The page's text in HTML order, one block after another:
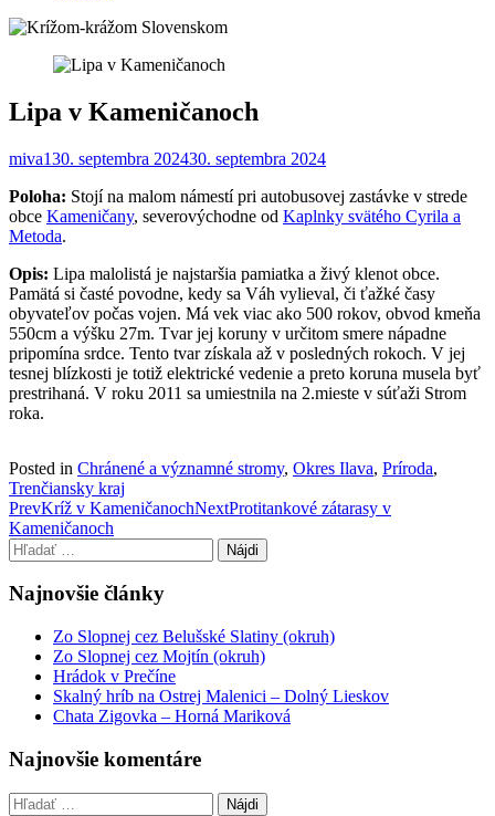
Lipa v Kameničanoch
miva130. septembra 202430. septembra 2024
Poloha: Stojí na malom námestí pri autobusovej zastávke v strede
obce Kameničany, severovýchodne od Kaplnky svätého Cyrila a
Metoda.
Opis: Lipa malolistá je najstaršia pamiatka a živý klenot obce.
Pamätá si časté povodne, kedy sa Váh vylieval, či ťažké časy
obyvateľov počas vojen. Má vek viac ako 500 rokov, obvod kmeňa
550cm a výšku 27m. Tvar jej koruny v určitom smere nápadne
pripomína srdce. Tento tvar získala až v posledných rokoch. V jej
tesnej blízkosti je totiž elektrické vedenie a preto koruna musela byť
prestrihaná. V roku 2011 sa umiestnila na 2.mieste v súťaži Strom
roka.
Posted in Chránené a významné stromy, Okres Ilava, Príroda,
Trenčiansky kraj
Post
navigation
PrevKríž v KameničanochNextProtitankové zátarasy v
Kameničanoch
Hľadať:
Najnovšie články
Zo Slopnej cez Belušské Slatiny (okruh)
Zo Slopnej cez Mojtín (okruh)
Hrádok v Prečíne
Skalný hríb na Ostrej Malenici – Dolný Lieskov
Chata Zigovka – Horná Mariková
Najnovšie komentáre
Hľadať: